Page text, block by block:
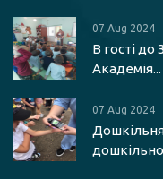
07 Aug 2024
В гості до
Академія...
07 Aug 2024